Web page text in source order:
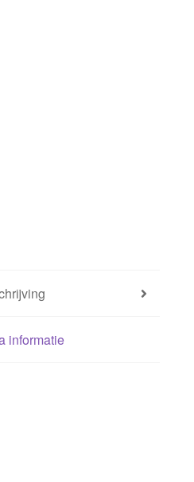
informatie